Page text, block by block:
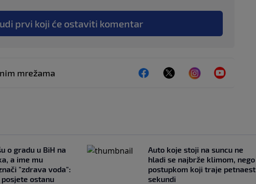
prvi koji će ostaviti komentar
mrežama
o gradu u BiH na
a ime mu
"zdrava voda":
ostanu
Auto koje stoji na suncu ne
hladi se najbrže klimom, nego
postupkom koji traje petnaest
sekundi